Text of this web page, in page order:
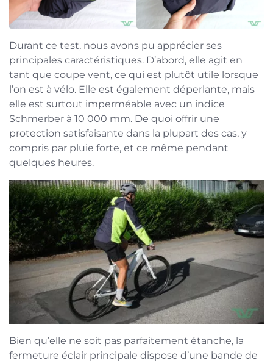
Durant ce test, nous avons pu apprécier ses
principales caractéristiques. D’abord, elle agit en
tant que coupe vent, ce qui est plutôt utile lorsque
l’on est à vélo. Elle est également déperlante, mais
elle est surtout imperméable avec un indice
Schmerber à 10 000 mm. De quoi offrir une
protection satisfaisante dans la plupart des cas, y
compris par pluie forte, et ce même pendant
quelques heures.
Bien qu’elle ne soit pas parfaitement étanche, la
fermeture éclair principale dispose d’une bande de